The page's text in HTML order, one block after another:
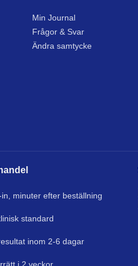
Min Journal
Frågor & Svar
Ändra samtycke
in, minuter efter beställning
standard
inom 2-6 dagar